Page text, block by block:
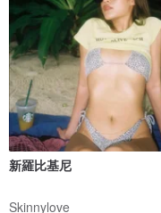
新羅比基尼
Skinnylove